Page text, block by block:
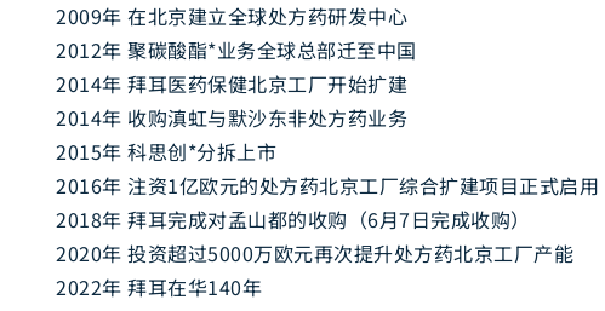
2009年 在北京建立全球处方药研发中心
2012年 聚碳酸酯*业务全球总部迁至中国
2014年 拜耳医药保健北京工厂开始扩建
2014年 收购滇虹与默沙东非处方药业务
2015年 科思创*分拆上市
2016年 注资1亿欧元的处方药北京工厂综合扩建项目正式启用
2018年 拜耳完成对孟山都的收购（6月7日完成收购）
2020年 投资超过5000万欧元再次提升处方药北京工厂产能
2022年 拜耳在华140年